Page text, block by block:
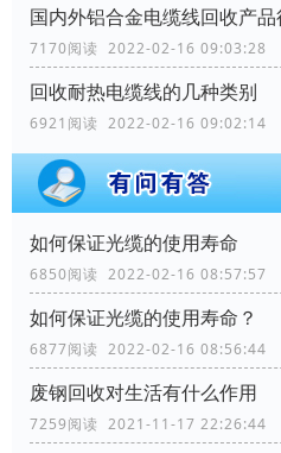
国内外铝合金电缆线回收产
7170阅读 2022-02-16 09:03:28
回收耐热电缆线的几种类别
6921阅读 2022-02-16 09:02:14
如何保证光缆的使用寿命
6850阅读 2022-02-16 08:57:57
如何保证光缆的使用寿命？
6877阅读 2022-02-16 08:56:44
废钢回收对生活有什么作用
7259阅读 2021-11-17 22:26:44